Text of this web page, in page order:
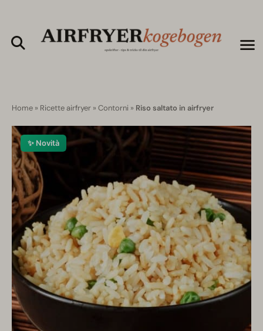
Home » Ricette airfryer » Contorni » Riso saltato in airfryer
✨ Novità